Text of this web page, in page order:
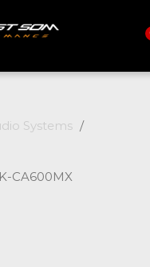
Systems
CA600MX